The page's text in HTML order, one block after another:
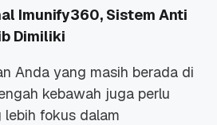
Imunify360, Sistem Anti
Dimiliki
Anda yang masih berada di
kebawah juga perlu
fokus dalam